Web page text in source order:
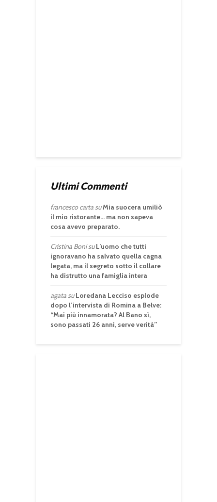
Ultimi Commenti
francesco cartasuMia suocera umiliò
il mio ristorante… ma non sapeva
cosa avevo preparato.
Cristina BonisuL’uomo che tutti
ignoravano ha salvato quella cagna
legata, ma il segreto sotto il collare
ha distrutto una famiglia intera
agatasuLoredana Lecciso esplode
dopo l’intervista di Romina a Belve:
“Mai più innamorata? Al Bano sì,
sono passati 26 anni, serve verità”